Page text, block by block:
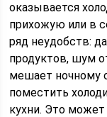
оказывается
прихожую или в
ряд неудобств:
продуктов, шум
мешает ночному
поместить
кухни. Это может